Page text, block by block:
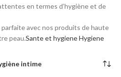
en termes d’hygiène et de
avec nos produits de haute
peau.Sante et hygieneHygiene
intime